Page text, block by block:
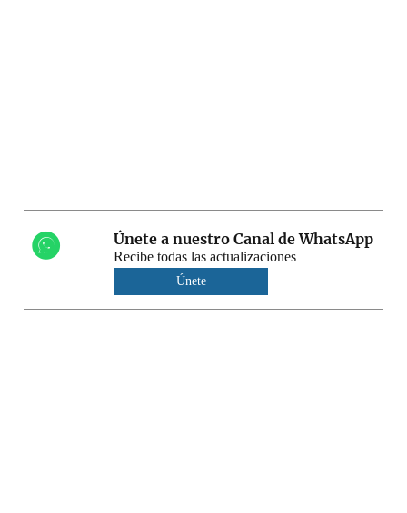
Únete a nuestro Canal de WhatsApp
Recibe todas las actualizaciones
Únete